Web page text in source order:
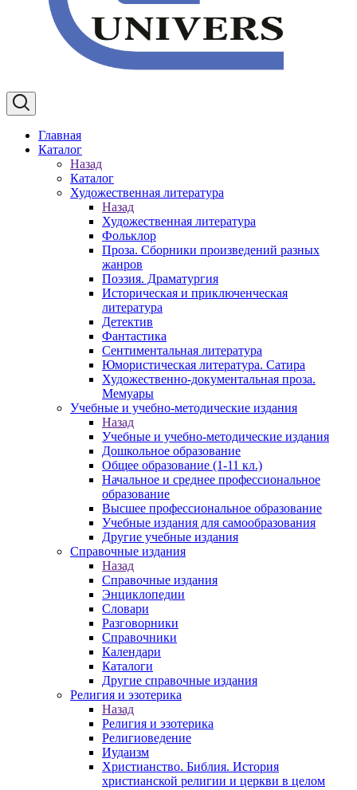
Главная
Каталог
Назад
Каталог
Художественная литература
Назад
Художественная литература
Фольклор
Проза. Сборники произведений разных
жанров
Поэзия. Драматургия
Историческая и приключенческая
литература
Детектив
Фантастика
Сентиментальная литература
Юмористическая литература. Сатира
Художественно-документальная проза.
Мемуары
Учебные и учебно-методические издания
Назад
Учебные и учебно-методические издания
Дошкольное образование
Общее образование (1-11 кл.)
Начальное и среднее профессиональное
образование
Высшее профессиональное образование
Учебные издания для самообразования
Другие учебные издания
Справочные издания
Назад
Справочные издания
Энциклопедии
Словари
Разговорники
Справочники
Календари
Каталоги
Другие справочные издания
Религия и эзотерика
Назад
Религия и эзотерика
Религиоведение
Иудаизм
Христианство. Библия. История
христианской религии и церкви в целом